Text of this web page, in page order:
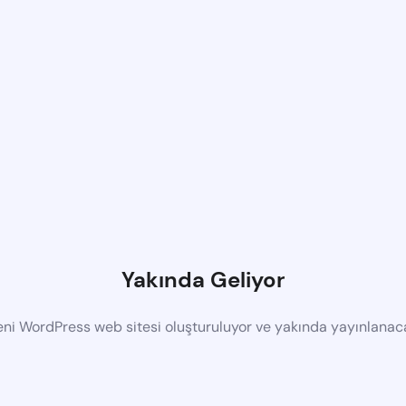
Yakında Geliyor
WordPress web sitesi oluşturuluyor ve yakında